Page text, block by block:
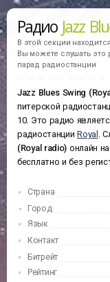
Радио Jazz
В этой секции
Вы можете слушать это
парад радиостанции
Jazz Blues Swing
питерской
10. Это радио
радиостанцииRoyal .
(Royal radio) онлайн
бесплатно и без
Страна
Город
Язык
Контакт
Битрейт
Рейтинг